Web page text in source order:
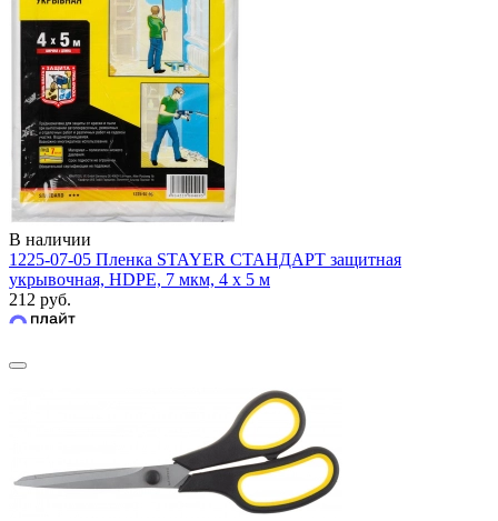
В наличии
1225-07-05 Пленка STAYER СТАНДАРТ защитная
укрывочная, HDPE, 7 мкм, 4 х 5 м
212 руб.